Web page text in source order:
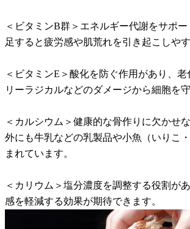
＜ビタミンB群＞エネルギー代謝をサポ
足すると疲労感や肌荒れを引き起こしやす
＜ビタミンE＞酸化を防ぐ作用があり、
リーラジカルなどのダメージから細胞を
＜カルシウム＞健康的な骨作りに欠かせ
外にも牛乳などの乳製品や小魚（いりこ
まれています。
＜カリウム＞塩分濃度を調整する役割が
感を軽減する効果が期待できます。